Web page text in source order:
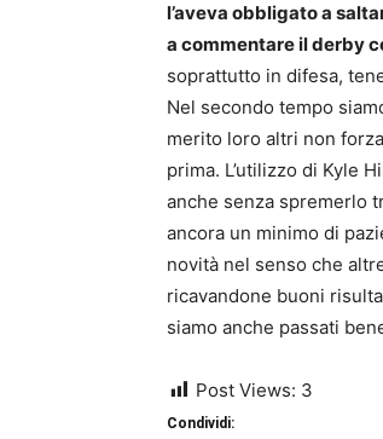
l’aveva obbligato a
a commentare il derby
soprattutto in difesa,
Nel secondo tempo
merito loro altri non
prima. L’utilizzo di Kyle
anche senza spremerlo
ancora un minimo di
novità nel senso che
ricavandone buoni
siamo anche passati
Post Views: 3
Condividi: